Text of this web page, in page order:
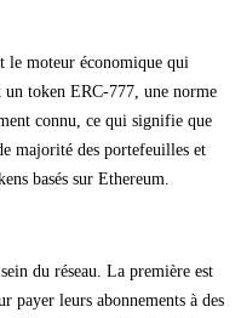
le moteur économique qui
un token ERC-777, une norme
connu, ce qui signifie que
majorité des portefeuilles et
basés sur Ethereum.
du réseau. La première est
payer leurs abonnements à des